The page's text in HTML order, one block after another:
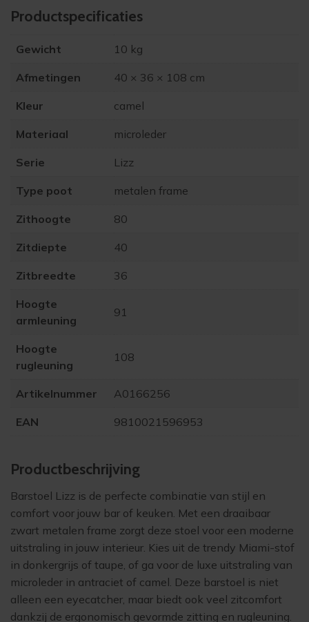
Product­specificaties
Gewicht 10 kg
Afmetingen 40 × 36 × 108 cm
Kleur camel
Materiaal microleder
Serie Lizz
Type poot metalen frame
Zithoogte 80
Zitdiepte 40
Zitbreedte 36
Hoogte
armleuning
91
Hoogte
rugleuning
108
Artikelnummer A0166256
EAN 9810021596953
Product­beschrijving
Barstoel Lizz is de perfecte combinatie van stijl en
comfort voor jouw bar of keuken. Met een draaibaar
zwart metalen frame zorgt deze stoel voor een moderne
uitstraling in jouw interieur. Kies uit de trendy Miami-stof
in donkergrijs of taupe, of ga voor de luxe uitstraling van
microleder in antraciet of camel. Deze barstoel is niet
alleen een eyecatcher, maar biedt ook veel zitcomfort
dankzij de ergonomisch gevormde zitting en rugleuning.